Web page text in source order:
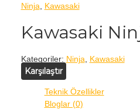
Ninja
Kawasaki
Kawasaki
Kategoriler: Ninja Kawasaki
Karşılaştır
Teknik Özellikler
Bloglar (0)